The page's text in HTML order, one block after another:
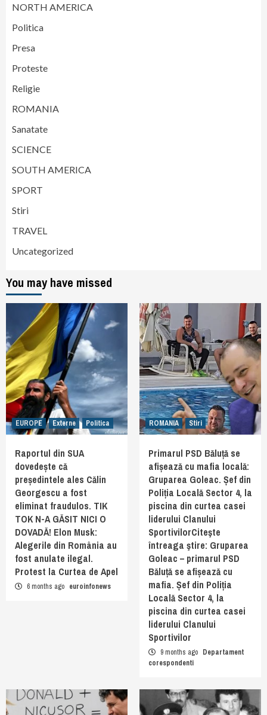
NORTH AMERICA
Politica
Presa
Proteste
Religie
ROMANIA
Sanatate
SCIENCE
SOUTH AMERICA
SPORT
Stiri
TRAVEL
Uncategorized
You may have missed
EUROPE Externe Politica
Raportul din SUA
dovedește că
președintele ales Călin
Georgescu a fost
eliminat fraudulos. TIK
TOK N-A GĂSIT NICI O
DOVADĂ! Elon Musk:
Alegerile din România au
fost anulate ilegal.
Protest la Curtea de Apel
6 months ago euroinfonews
ROMANIA Stiri
Primarul PSD Băluță se
afișează cu mafia locală:
Gruparea Goleac. Șef din
Poliția Locală Sector 4, la
piscina din curtea casei
liderului Clanului
SportivilorCiteşte
întreaga ştire: Gruparea
Goleac – primarul PSD
Băluță se afișează cu
mafia. Șef din Poliția
Locală Sector 4, la
piscina din curtea casei
liderului Clanului
Sportivilor
9 months ago Departament
corespondenti